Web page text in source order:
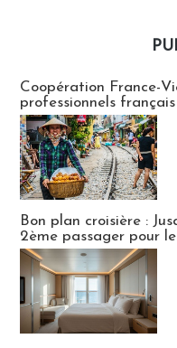
Coopération France-
professionnels
Bon plan croisière :
2ème passager pour